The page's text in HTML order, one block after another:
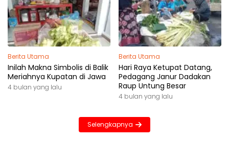
Berita Utama
Inilah Makna Simbolis di Balik
Meriahnya Kupatan di Jawa
4 bulan yang lalu
Berita Utama
Hari Raya Ketupat Datang,
Pedagang Janur Dadakan
Raup Untung Besar
4 bulan yang lalu
Selengkapnya